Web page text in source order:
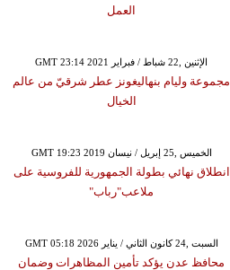
العمل
GMT 23:14 2021 الإثنين ,22 شباط / فبراير
مجموعة وليام بنهاليغونز عطر شرقيّ من عالم
الخيال
GMT 19:23 2019 الخميس ,25 إبريل / نيسان
انطلاق نهائي بطولة الجمهورية للفروسية على
ملاعب"رباب"
GMT 05:18 2026 السبت ,24 كانون الثاني / يناير
محافظ عدن يؤكد تأمين المظاهرات وضمان